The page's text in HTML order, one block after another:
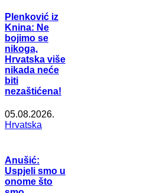
Plenković iz
Knina: Ne
bojimo se
nikoga,
Hrvatska više
nikada neće
biti
nezaštićena!
05.08.2026.
Hrvatska
Anušić:
Uspjeli smo u
onome što